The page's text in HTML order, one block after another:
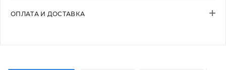
ОПЛАТА И ДОСТАВКА